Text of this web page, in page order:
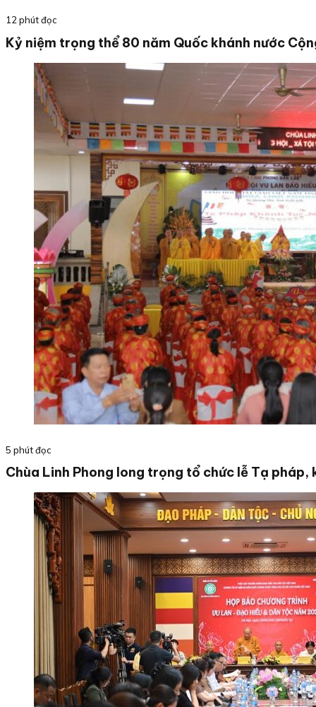
12 phút đọc
Kỷ niệm trọng thể 80 năm Quốc khánh nước
5 phút đọc
Chùa Linh Phong long trọng tổ chức lễ Tạ